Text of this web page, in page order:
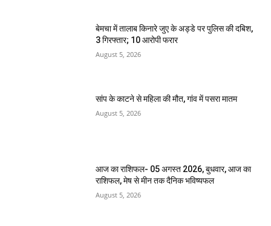
बेमचा में तालाब किनारे जुए के अड्डे पर पुलिस की दबिश,
3 गिरफ्तार; 10 आरोपी फरार
August 5, 2026
सांप के काटने से महिला की मौत, गांव में पसरा मातम
August 5, 2026
आज का राशिफल- 05 अगस्त 2026, बुधवार, आज का
राशिफल, मेष से मीन तक दैनिक भविष्यफल
August 5, 2026